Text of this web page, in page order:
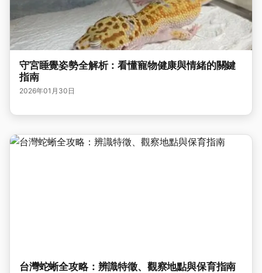
守宮睡覺姿勢全解析：看懂寵物健康與情緒的關鍵
指南
2026年01月30日
台灣蛇蜥全攻略：辨識特徵、觀察地點與保育指南